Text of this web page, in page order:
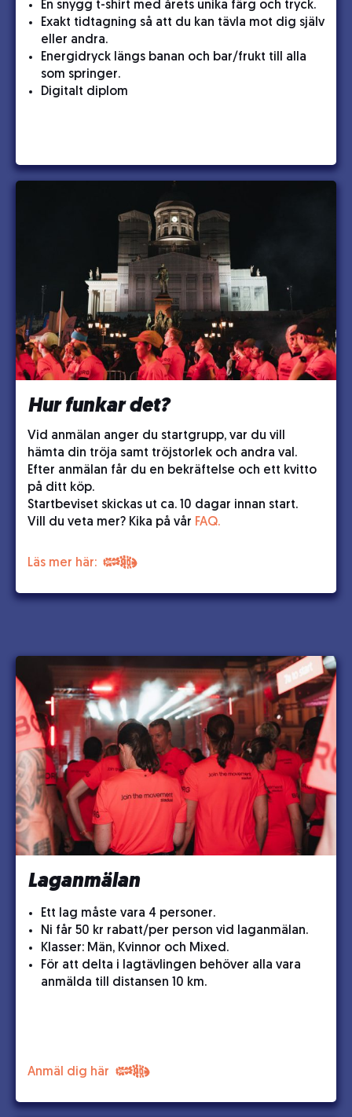
En snygg t-shirt med årets unika färg och tryck.
Exakt tidtagning så att du kan tävla mot dig själv
eller andra.
Energidryck längs banan och bar/frukt till alla
som springer.
Digitalt diplom
Hur funkar det?
Vid anmälan anger du startgrupp, var du vill
hämta din tröja samt tröjstorlek och andra val.
Efter anmälan får du en bekräftelse och ett kvitto
på ditt köp.
Startbeviset skickas ut ca. 10 dagar innan start.
Vill du veta mer? Kika på vår FAQ.
Läs mer här:
Laganmälan
Ett lag måste vara 4 personer.
Ni får 50 kr rabatt/per person vid laganmälan.
Klasser: Män, Kvinnor och Mixed.
För att delta i lagtävlingen behöver alla vara
anmälda till distansen 10 km.
Anmäl dig här